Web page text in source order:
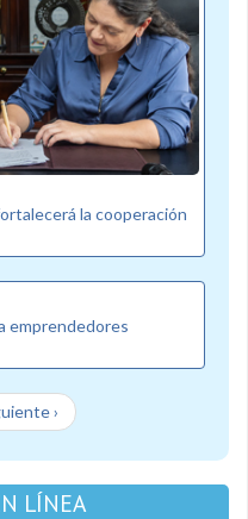
la cooperación
emprendedores
›
LÍNEA